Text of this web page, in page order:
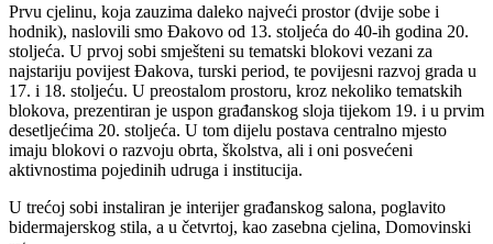
Prvu cjelinu, koja zauzima daleko najveći prostor (dvije sobe i
hodnik), naslovili smo Đakovo od 13. stoljeća do 40-ih godina 20.
stoljeća. U prvoj sobi smješteni su tematski blokovi vezani za
najstariju povijest Đakova, turski period, te povijesni razvoj grada u
17. i 18. stoljeću. U preostalom prostoru, kroz nekoliko tematskih
blokova, prezentiran je uspon građanskog sloja tijekom 19. i u prvim
desetljećima 20. stoljeća. U tom dijelu postava centralno mjesto
imaju blokovi o razvoju obrta, školstva, ali i oni posvećeni
aktivnostima pojedinih udruga i institucija.
U trećoj sobi instaliran je interijer građanskog salona, poglavito
bidermajerskog stila, a u četvrtoj, kao zasebna cjelina, Domovinski